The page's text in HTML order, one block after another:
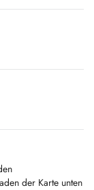
der Karte unten